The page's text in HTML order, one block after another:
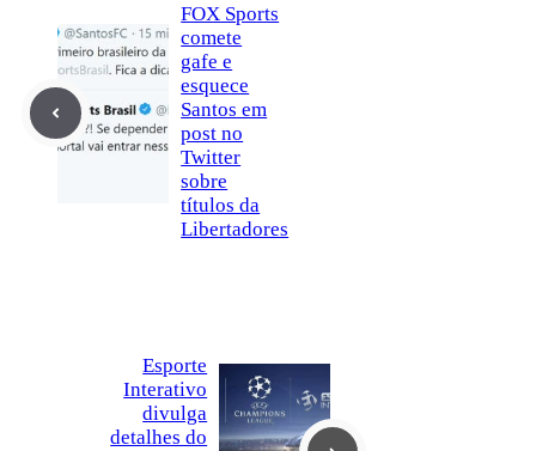
FOX Sports
comete
gafe e
esquece
Santos em
post no
Twitter
sobre
títulos da
Libertadores
Esporte
Interativo
divulga
detalhes do